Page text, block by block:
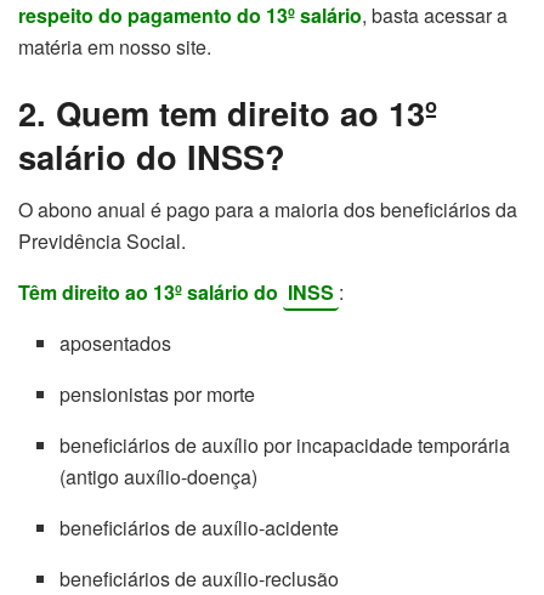
respeito do pagamento do 13º salário, basta acessar a
matéria em nosso site.
2. Quem tem direito ao 13º
salário do INSS?
O abono anual é pago para a maioria dos beneficiários da
Previdência Social.
Têm direito ao 13º salário do INSS :
aposentados
pensionistas por morte
beneficiários de auxílio por incapacidade temporária
(antigo auxílio-doença)
beneficiários de auxílio-acidente
beneficiários de auxílio-reclusão